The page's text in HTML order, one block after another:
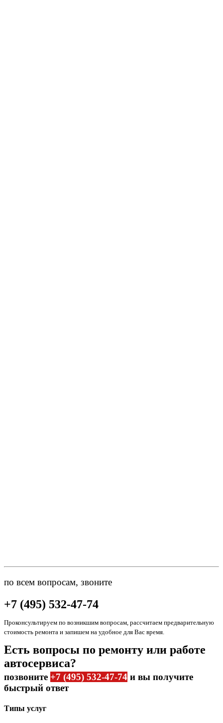
по всем вопросам, звоните
+7 (495) 532-47-74
Проконсультируем по возникшим вопросам, рассчитаем предварительную
стоимость ремонта и запишем на удобное для Вас время.
Есть вопросы по ремонту или работе
автосервиса?
позвоните +7 (495) 532-47-74 и вы получите
быстрый ответ
Типы услуг